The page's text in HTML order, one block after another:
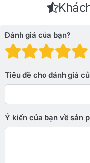
Đánh giá của bạn?
Đánh
Đánh giá:
Tiêu đề cho đánh giá
Ý kiến ​​của bạn về sản